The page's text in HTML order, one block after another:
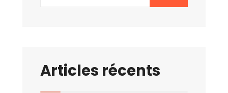
Articles récents